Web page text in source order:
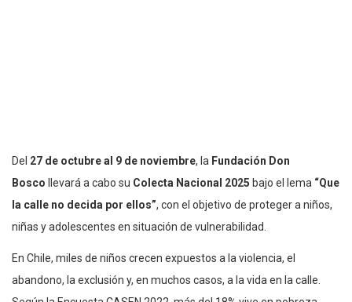
Del 27 de octubre al 9 de noviembre, la Fundación Don
Bosco llevará a cabo su Colecta Nacional 2025 bajo el lema “Que
la calle no decida por ellos”, con el objetivo de proteger a niños,
niñas y adolescentes en situación de vulnerabilidad.
En Chile, miles de niños crecen expuestos a la violencia, el
abandono, la exclusión y, en muchos casos, a la vida en la calle.